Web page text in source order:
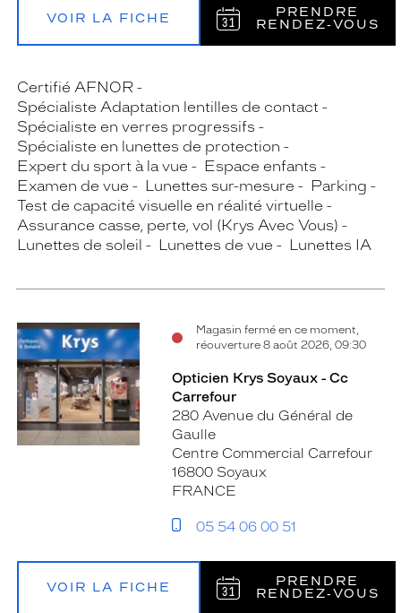
VOIR LA FICHE
PRENDRE
RENDEZ‑VOUS
Certifié AFNOR
Spécialiste Adaptation lentilles de contact
Spécialiste en verres progressifs
Spécialiste en lunettes de protection
Expert du sport à la vue
Espace enfants
Examen de vue
Lunettes sur-mesure
Parking
Test de capacité visuelle en réalité virtuelle
Assurance casse, perte, vol (Krys Avec Vous)
Lunettes de soleil
Lunettes de vue Lunettes IA
Magasin fermé en ce moment,
réouverture 8 août 2026, 09:30
Opticien Krys Soyaux - Cc
Carrefour
280 Avenue du Général de
Gaulle
Centre Commercial Carrefour
16800 Soyaux
FRANCE
05 54 06 00 51
VOIR LA FICHE
PRENDRE
RENDEZ‑VOUS